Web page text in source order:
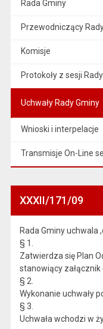
Rada Gminy
Przewodniczący
Komisje
Protokoły z sesji
Uchwały Rady Gminy
Wnioski i interpelacje
Transmisje On-Line
XXXII/171/09
Rada Gminy uchwala
§ 1.
Zatwierdza się Plan
stanowiący załącznik
§ 2.
Wykonanie uchwały
§ 3.
Uchwała wchodzi w